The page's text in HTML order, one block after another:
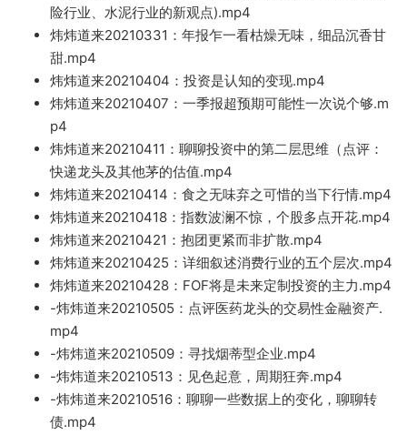
险行业、水泥行业的新观点).mp4
炜炜道来20210331：年报乍一看枯燥无味， 细品沉香甘
甜.mp4
炜炜道来20210404：投资是认知的变现.mp4
炜炜道来20210407：一季报超预期可能性一次说个够.m
p4
炜炜道来20210411：聊聊投资中的第二层思维（点评：
快递龙头及其他茅的估值.mp4
炜炜道来20210414：食之无味弃之可惜的当下行情.mp4
炜炜道来20210418：指数波澜不惊，个股多点开花.mp4
炜炜道来20210421：抱团更紧而非扩散.mp4
炜炜道来20210425：详细叙述消费行业的五个层次.mp4
炜炜道来20210428：FOF将是未来定制投资的主力.mp4
-炜炜道来20210505 ：点评医药龙头的交易性金融资产.
mp4
-炜炜道来20210509：寻找烟蒂型企业.mp4
-炜炜道来20210513：见色起意，周期狂奔.mp4
-炜炜道来20210516：聊聊一些数据上的变化，聊聊转
债.mp4